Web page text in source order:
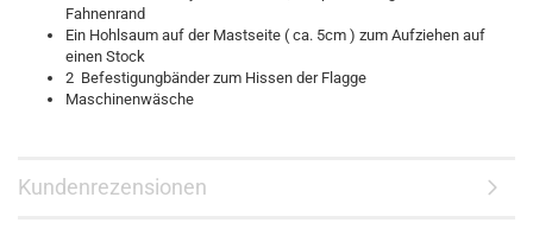
Fahnenrand
Ein Hohlsaum auf der Mastseite ( ca. 5cm ) zum Aufziehen auf
einen Stock
2 Befestigungbänder zum Hissen der Flagge
Maschinenwäsche
Kundenrezensionen